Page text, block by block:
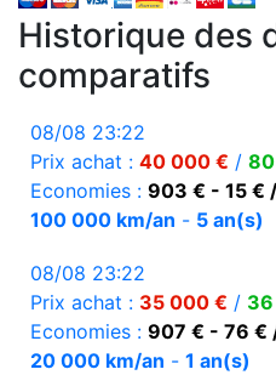
Historique des
comparatifs
08/08 23:22
Prix achat : 40 000 € /
Economies : 903 € - 15 €
100 000 km/an - 5 an(s)
08/08 23:22
Prix achat : 35 000 € /
Economies : 907 € - 76 €
20 000 km/an - 1 an(s)